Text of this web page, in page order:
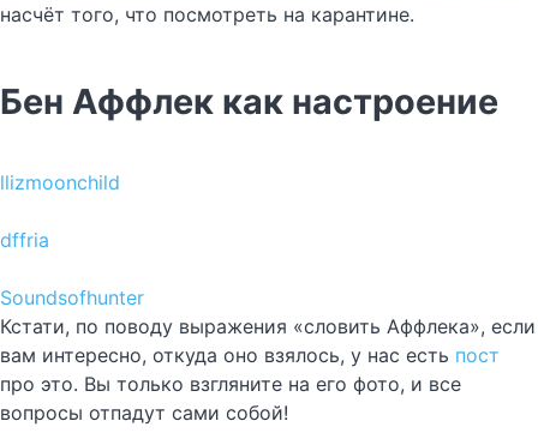
насчёт того, что посмотреть на карантине.
Бен Аффлек как настроение
llizmoonchild
dffria
Soundsofhunter
Кстати, по поводу выражения «словить Аффлека», если
вам интересно, откуда оно взялось, у нас есть пост
про это. Вы только взгляните на его фото, и все
вопросы отпадут сами собой!